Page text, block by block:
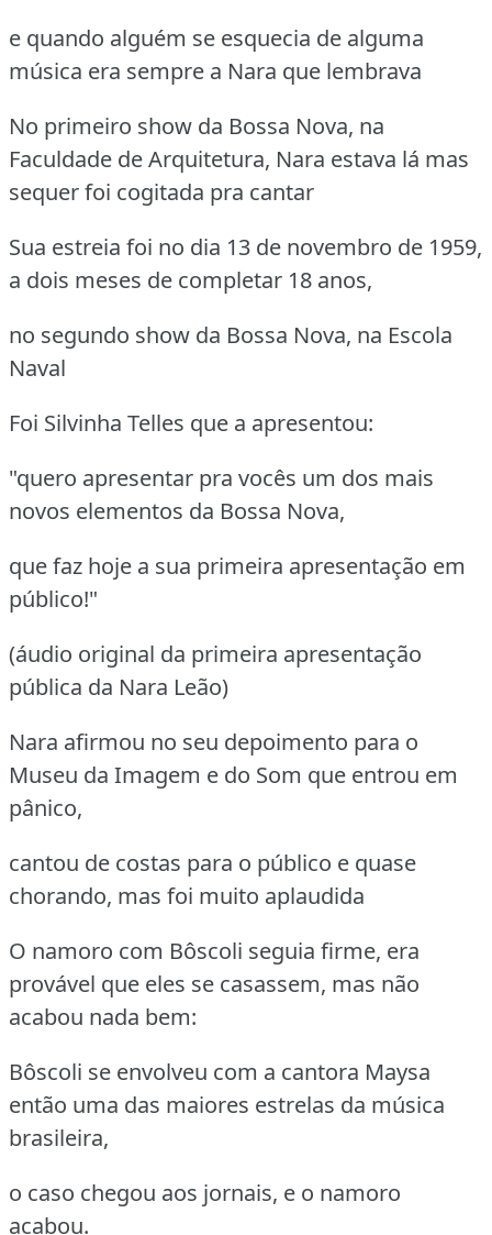
e quando alguém se esquecia de alguma
música era sempre a Nara que lembrava
No primeiro show da Bossa Nova, na
Faculdade de Arquitetura, Nara estava lá mas
sequer foi cogitada pra cantar
Sua estreia foi no dia 13 de novembro de 1959,
a dois meses de completar 18 anos,
no segundo show da Bossa Nova, na Escola
Naval
Foi Silvinha Telles que a apresentou:
"quero apresentar pra vocês um dos mais
novos elementos da Bossa Nova,
que faz hoje a sua primeira apresentação em
público!"
(áudio original da primeira apresentação
pública da Nara Leão)
Nara afirmou no seu depoimento para o
Museu da Imagem e do Som que entrou em
pânico,
cantou de costas para o público e quase
chorando, mas foi muito aplaudida
O namoro com Bôscoli seguia firme, era
provável que eles se casassem, mas não
acabou nada bem:
Bôscoli se envolveu com a cantora Maysa
então uma das maiores estrelas da música
brasileira,
o caso chegou aos jornais, e o namoro
acabou.